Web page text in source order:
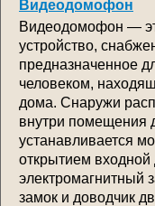
Видеодомофон
Видеодомофон —
устройство,
предназначенное
человеком,
дома. Снаружи
внутри помещения
устанавливается
открытием
электромагнитный
замок и доводчик